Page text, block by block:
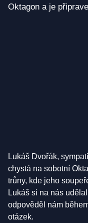
Oktagon a je
Lukáš Dvořák,
chystá na sobotní
trůny, kde jeho
Lukáš si na nás
odpověděl nám
otázek.